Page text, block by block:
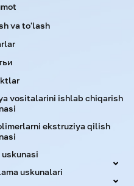
vositalarini ishlab chiqarish
ekstruziya qilish
uskunalari
va to'lash